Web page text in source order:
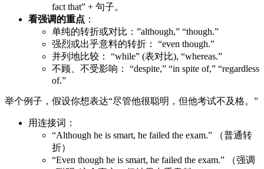
fact that” + 句子。
看强调的重点 ：
单纯的转折或对比：”although,” “though.”
强烈或出乎意料的转折： “even though.”
并列地比较： “while” (表对比), “whereas.”
不顾、不受影响： “despite,” “in spite of,” “regardless
of.”
举个例子，假设你想表达“尽管他很聪明，但他考试不及格。”
用连接词：
“Although he is smart, he failed the exam.” （普通转
折）
“Even though he is smart, he failed the exam.” （强调